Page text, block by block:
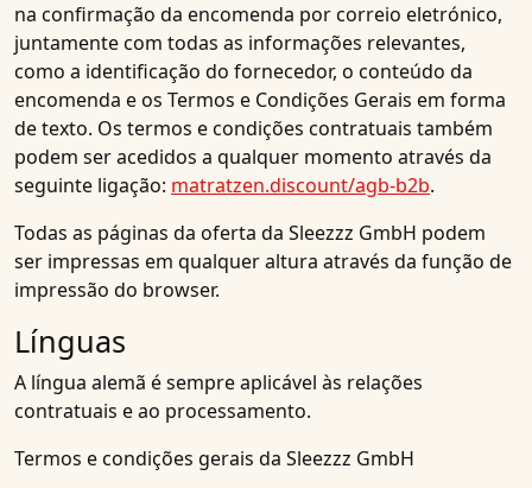
na confirmação da encomenda por correio eletrónico,
juntamente com todas as informações relevantes,
como a identificação do fornecedor, o conteúdo da
encomenda e os Termos e Condições Gerais em forma
de texto. Os termos e condições contratuais também
podem ser acedidos a qualquer momento através da
seguinte ligação: matratzen.discount/agb-b2b.
Todas as páginas da oferta da Sleezzz GmbH podem
ser impressas em qualquer altura através da função de
impressão do browser.
Línguas
A língua alemã é sempre aplicável às relações
contratuais e ao processamento.
Termos e condições gerais da Sleezzz GmbH